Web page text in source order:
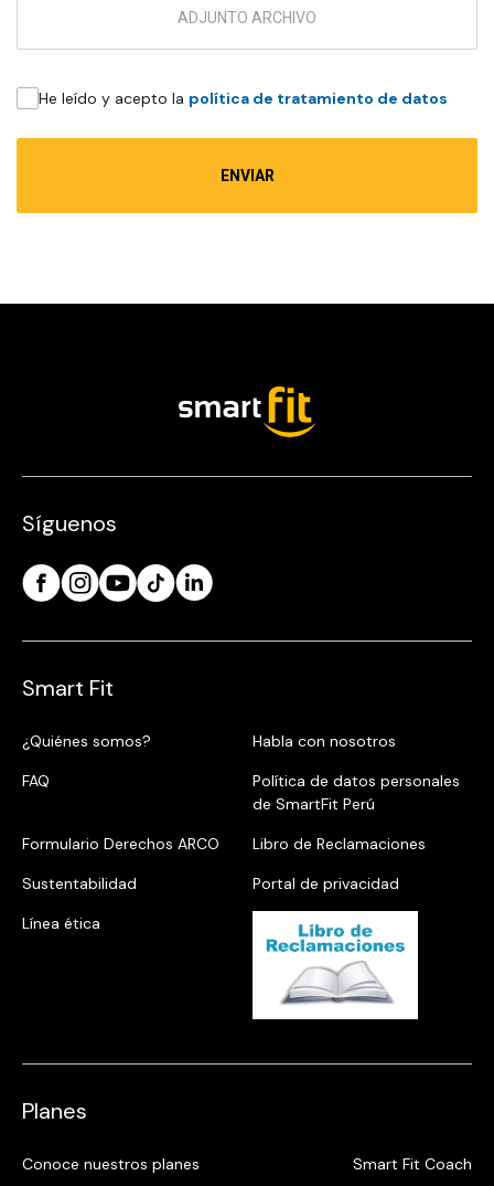
ADJUNTO ARCHIVO
He leído y acepto la política de tratamiento de datos
Síguenos
Smart Fit
¿Quiénes somos?
Habla con nosotros
FAQ
Política de datos personales
de SmartFit Perú
Formulario Derechos ARCO
Libro de Reclamaciones
Sustentabilidad
Portal de privacidad
Línea ética
Planes
Conoce nuestros planes Smart Fit Coach